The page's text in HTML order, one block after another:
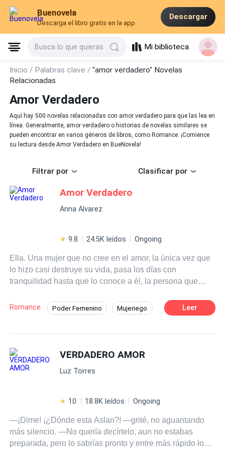
Buenovela
Descarga el libro gratis en la app
Descargar
Busca lo que quieras Mi biblioteca
Inicio / Palabras clave /"amor verdadero" Novelas
Relacionadas
Amor Verdadero
Aquí hay 500 novelas relacionadas con amor verdadero para que las lea en
línea. Generalmente, amor verdadero o historias de novelas similares se
pueden encontrar en varios géneros de libros, como Romance. ¡Comience
su lectura desde Amor Verdadero en BueNovela!
Filtrar por Clasificar por
Amor Verdadero
Anna Alvarez
9.8 24.5K leídos Ongoing
Ella. Una mujer que no cree en el amor, la única vez que
lo hizo casi destruye su vida, pasa los días con
tranquilidad hasta que lo conoce a él, la persona que
mirada tiene a la mujer que desee, sabe que tiene un
poder sobre el opuesto, un CEO multimillonario al que le
pensando que caerá al igual que todas, con lo que él no
contaba era que ella parecía inmune a sus encantos o
bueno así parecía ser. ¿Podrán superar todo el pasado,
Amor Verdadero?
Romance Poder Femenino Mujeriego
Desafío a las Expectativas
Leer
VERDADERO AMOR
Luz Torres
10 18.8K leídos Ongoing
—¡Dime! ¡¿Dónde esta Aslan?! —grité, no aguantando
más silencio. —No quería decírtelo, aun no estabas
preparada, pero lo sabrías pronto y entre más rápido lo